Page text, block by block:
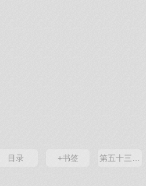
目录 +书签 第五十三卦